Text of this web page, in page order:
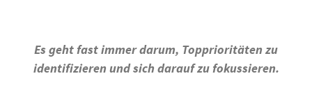
Es geht fast immer darum, Topprioritäten zu
identifizieren und sich darauf zu fokussieren.